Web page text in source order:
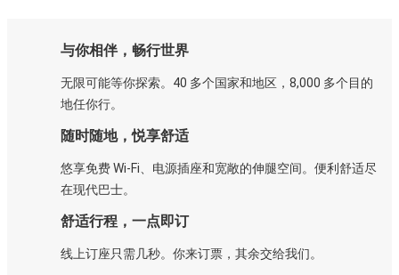
与你相伴，畅行世界
无限可能等你探索。40 多个国家和地区，8,000 多个目的
地任你行。
随时随地，悦享舒适
悠享免费 Wi-Fi、电源插座和宽敞的伸腿空间。便利舒适尽
在现代巴士。
舒适行程，一点即订
线上订座只需几秒。你来订票，其余交给我们。